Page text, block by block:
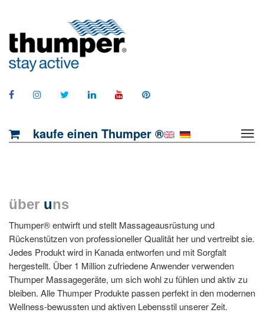
kaufe einen Thumper ®
über uns
Thumper® entwirft und stellt Massageausrüstung und
Rückenstützen von professioneller Qualität her und vertreibt sie.
Jedes Produkt wird in Kanada entworfen und mit Sorgfalt
hergestellt. Über 1 Million zufriedene Anwender verwenden
Thumper Massagegeräte, um sich wohl zu fühlen und aktiv zu
bleiben. Alle Thumper Produkte passen perfekt in den modernen
Wellness-bewussten und aktiven Lebensstil unserer Zeit.